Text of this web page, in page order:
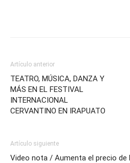
Artículo anterior
TEATRO, MÚSICA, DANZA Y
MÁS EN EL FESTIVAL
INTERNACIONAL
CERVANTINO EN IRAPUATO
Artículo siguiente
Video nota / Aumenta el precio de